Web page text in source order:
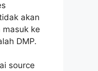
akan
ke
DMP.
source